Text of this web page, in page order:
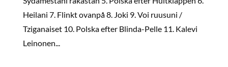
Heilani 7. Flinkt ovanpå 8. Joki 9. Voi ruusuni /
Tziganaiset 10. Polska efter Blinda-Pelle 11. Kalevi
Leinonen...